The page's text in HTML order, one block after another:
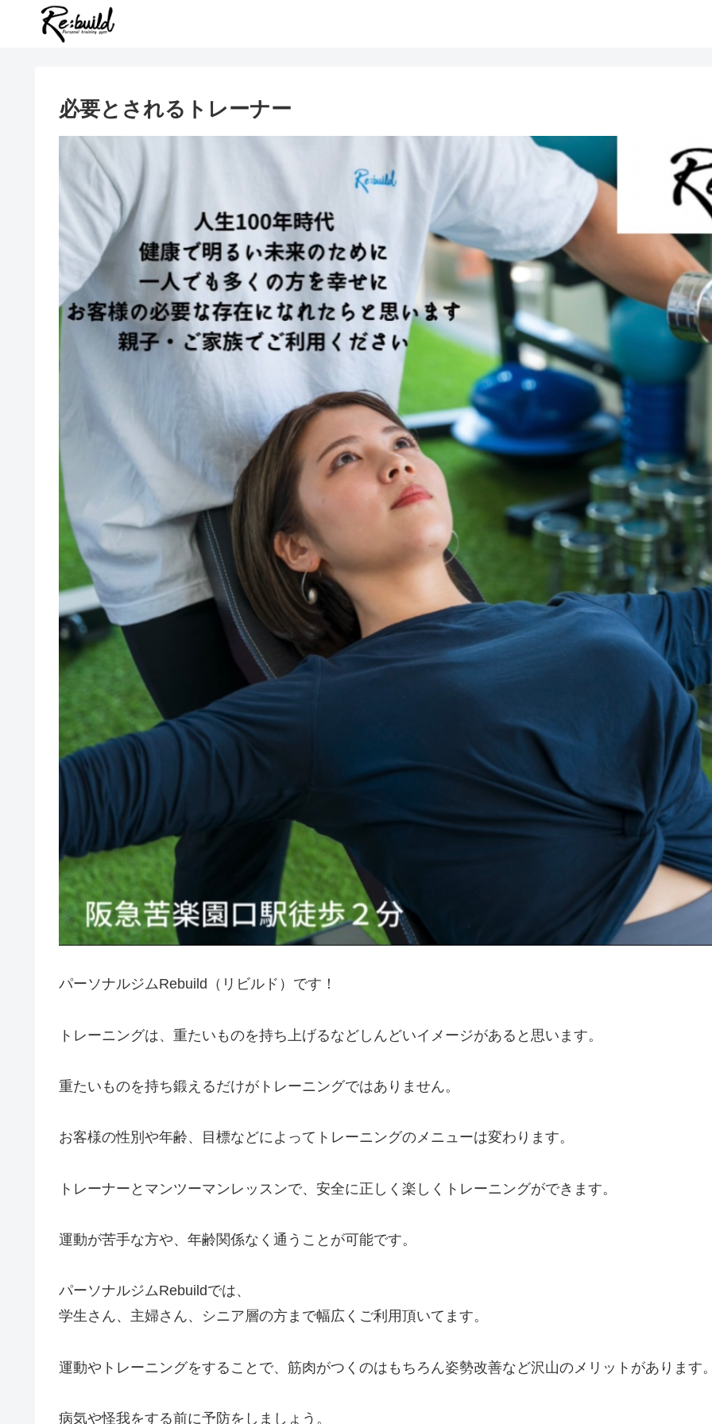
必要とされるトレーナー
パーソナルジムRebuild（リビルド）です！
トレーニングは、重たいものを持ち上げるなどしんどいイメージがあると思います。
重たいものを持ち鍛えるだけがトレーニングではありません。
お客様の性別や年齢、目標などによってトレーニングのメニューは変わります。
トレーナーとマンツーマンレッスンで、安全に正しく楽しくトレーニングができます。
運動が苦手な方や、年齢関係なく通うことが可能です。
パーソナルジムRebuildでは、
学生さん、主婦さん、シニア層の方まで幅広くご利用頂いてます。
運動やトレーニングをすることで、筋肉がつくのはもちろん姿勢改善など沢山のメリットがありま
病気や怪我をする前に予防をしましょう。